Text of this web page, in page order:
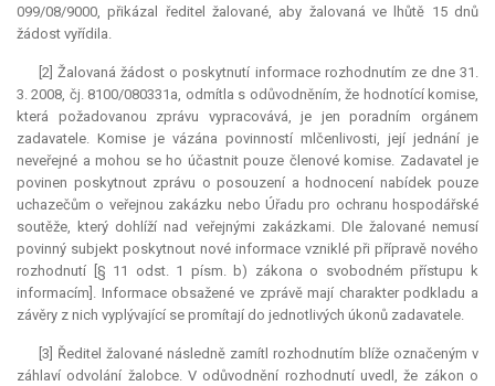
099/08/9000, přikázal ředitel žalované, aby žalovaná ve lhůtě 15 dnů
žádost vyřídila.
[2] Žalovaná žádost o poskytnutí informace rozhodnutím ze dne 31.
3. 2008, čj. 8100/080331a, odmítla s odůvodněním, že hodnotící komise,
která požadovanou zprávu vypracovává, je jen poradním orgánem
zadavatele. Komise je vázána povinností mlčenlivosti, její jednání je
neveřejné a mohou se ho účastnit pouze členové komise. Zadavatel je
povinen poskytnout zprávu o posouzení a hodnocení nabídek pouze
uchazečům o veřejnou zakázku nebo Úřadu pro ochranu hospodářské
soutěže, který dohlíží nad veřejnými zakázkami. Dle žalované nemusí
povinný subjekt poskytnout nové informace vzniklé při přípravě nového
rozhodnutí [§ 11 odst. 1 písm. b) zákona o svobodném přístupu k
informacím]. Informace obsažené ve zprávě mají charakter podkladu a
závěry z nich vyplývající se promítají do jednotlivých úkonů zadavatele.
[3] Ředitel žalované následně zamítl rozhodnutím blíže označeným v
záhlaví odvolání žalobce. V odůvodnění rozhodnutí uvedl, že zákon o